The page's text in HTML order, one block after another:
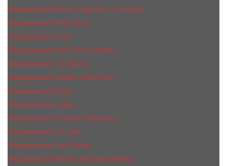
Парфюмерия Haute Fragrance Company
Парфюмерия Hugo Boss
Парфюмерия Initio
Парфюмерия Jean Paul Gaultier
Парфюмерия Jо Malоnе
Парфюмерия Juliette Has A Gun
Парфюмерия Kajal
Парфюмерия_КiIiаn
Парфюмерия L'Artisan Parfumeur
Парфюмерия Le Labo
Парфюмерия Les Contes
Парфюмерия Maison Margiela Replica